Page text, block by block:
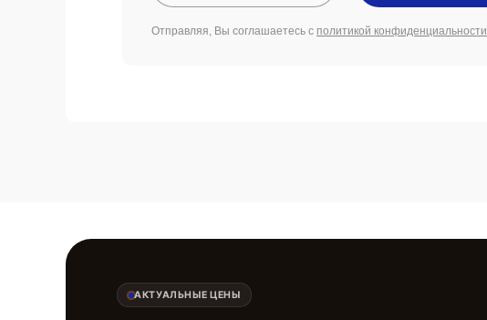
Отправляя, Вы соглашаетесь с политикой конфиденциальности
АКТУАЛЬНЫЕ ЦЕНЫ